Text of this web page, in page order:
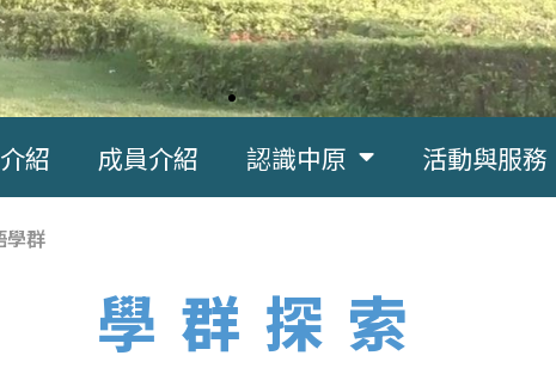
紹 成員介紹 認識中原 活動與服務
學群
學群探索